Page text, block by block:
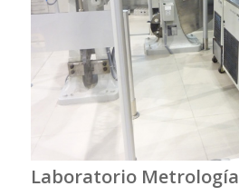
Laboratorio Metrología